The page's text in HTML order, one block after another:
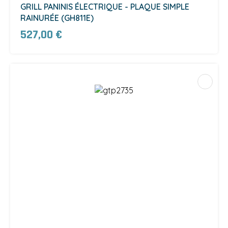
GRILL PANINIS ÉLECTRIQUE - PLAQUE SIMPLE
RAINURÉE (GH811E)
527,00 €